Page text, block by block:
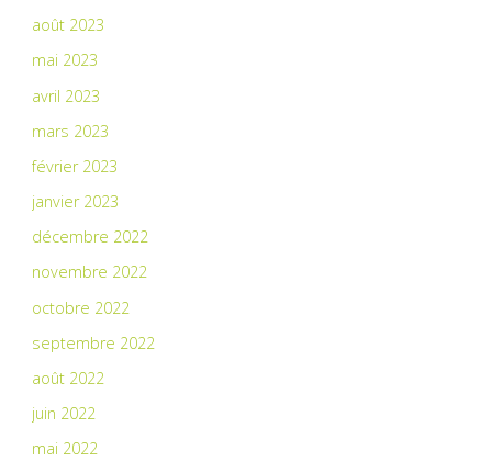
août 2023
mai 2023
avril 2023
mars 2023
février 2023
janvier 2023
décembre 2022
novembre 2022
octobre 2022
septembre 2022
août 2022
juin 2022
mai 2022